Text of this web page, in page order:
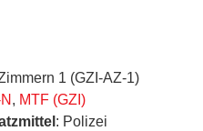
1 (GZI-AZ-1)
, MTF (GZI)
: Polizei